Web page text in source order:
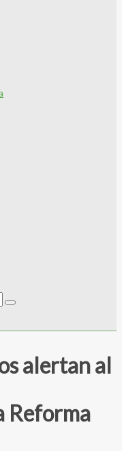
alertan al
Reforma